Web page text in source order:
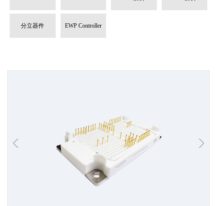
分立器件 EWP Controller